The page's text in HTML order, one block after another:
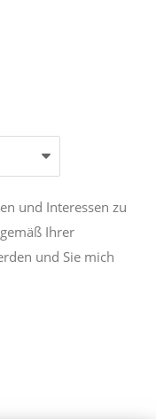
und Interessen zu
Ihrer
und Sie mich